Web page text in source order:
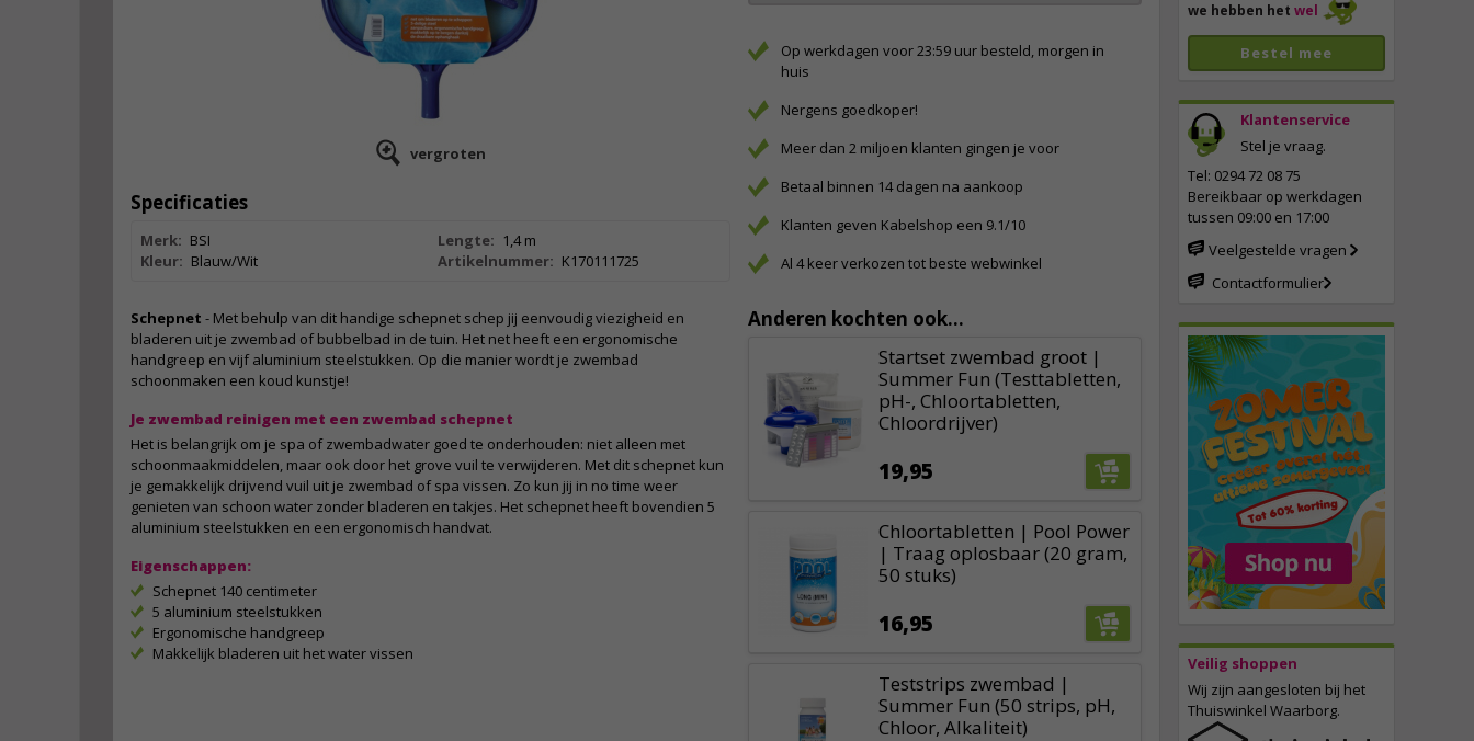
we hebben het wel
Bestel mee
Klantenservice
Stel je vraag.
Tel: 0294 72 08 75
Bereikbaar op werkdagen
tussen 09:00 en 17:00
Veelgestelde vragen
Contactformulier
Veilig shoppen
Wij zijn aangesloten bij het
Thuiswinkel Waarborg.
vergroten
Specificaties
Merk: BSI
Kleur: Blauw/Wit
Lengte: 1,4 m
Artikelnummer: K170111725
Schepnet - Met behulp van dit handige schepnet schep jij eenvoudig viezigheid en
bladeren uit je zwembad of bubbelbad in de tuin. Het net heeft een ergonomische
handgreep en vijf aluminium steelstukken. Op die manier wordt je zwembad
schoonmaken een koud kunstje!
Je zwembad reinigen met een zwembad schepnet
Het is belangrijk om je spa of zwembadwater goed te onderhouden: niet alleen met
schoonmaakmiddelen, maar ook door het grove vuil te verwijderen. Met dit schepnet kun
je gemakkelijk drijvend vuil uit je zwembad of spa vissen. Zo kun jij in no time weer
genieten van schoon water zonder bladeren en takjes. Het schepnet heeft bovendien 5
aluminium steelstukken en een ergonomisch handvat.
Eigenschappen:
Schepnet 140 centimeter
5 aluminium steelstukken
Ergonomische handgreep
Makkelijk bladeren uit het water vissen
Op werkdagen voor 23:59 uur besteld, morgen in
huis
Nergens goedkoper!
Meer dan 2 miljoen klanten gingen je voor
Betaal binnen 14 dagen na aankoop
Klanten geven Kabelshop een 9.1/10
Al 4 keer verkozen tot beste webwinkel
Anderen kochten ook...
Startset zwembad groot |
Summer Fun (Testtabletten,
pH-, Chloortabletten,
Chloordrijver)
19,95
Chloortabletten | Pool Power
| Traag oplosbaar (20 gram,
50 stuks)
16,95
Teststrips zwembad |
Summer Fun (50 strips, pH,
Chloor, Alkaliteit)